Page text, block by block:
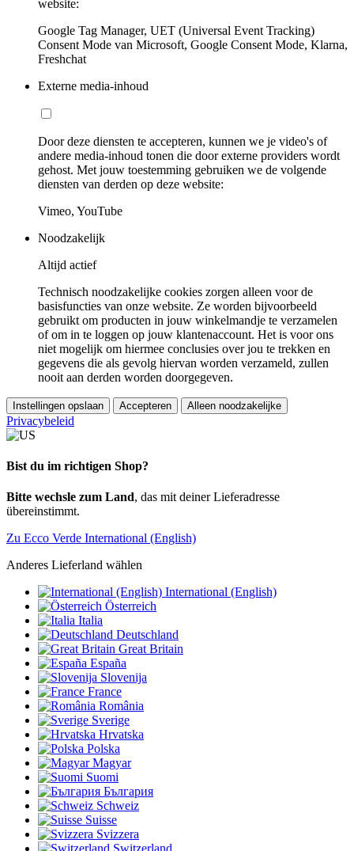
website:
Google Tag Manager, UET (Universal Event Tracking)
Consent Mode van Microsoft, Google Consent Mode, Klarna,
Freshchat
Externe media-inhoud
Door deze diensten te accepteren, kunnen we je video's of
andere media-inhoud tonen die door externe providers wordt
gehost. Met jouw toestemming gebruiken we de volgende
diensten van derden op deze website:
Vimeo, YouTube
Noodzakelijk
Altijd actief
Technisch noodzakelijke cookies zorgen alleen voor de
basisfuncties van onze website. Ze worden bijvoorbeeld
gebruikt om producten in jouw winkelmandje te verzamelen
of om in te loggen op jouw klantenaccount. Het is voor ons
niet mogelijk om hiermee conclusies over jou te trekken en
gegevens die als gevolg hiervan worden verzameld, zullen
nooit aan derden worden doorgegeven.
Instellingen opslaan Accepteren Alleen noodzakelijke
Privacybeleid
Bist du im richtigen Shop?
Bitte wechsle zum Land, das mit deiner Lieferadresse
übereinstimmt.
Zu Ecco Verde International (English)
Anderes Lieferland wählen
International (English)
Österreich
Italia
Deutschland
Great Britain
España
Slovenija
France
România
Sverige
Hrvatska
Polska
Magyar
Suomi
България
Schweiz
Suisse
Svizzera